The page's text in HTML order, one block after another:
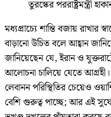
তুরস্কের পররাষ্ট্রমন্ত্রী
মধ্যপ্রাচ্যে শান্তি বজায় রাখার
বাড়ানো উচিত বলে আহ্বান
জানিয়েছেন যে, ইরান ও
আলোচনা চালিয়ে যেতে
লেবানন পরিস্থিতির চেয়েও
বেশি গুরুত্ব পাচ্ছে; আর এই